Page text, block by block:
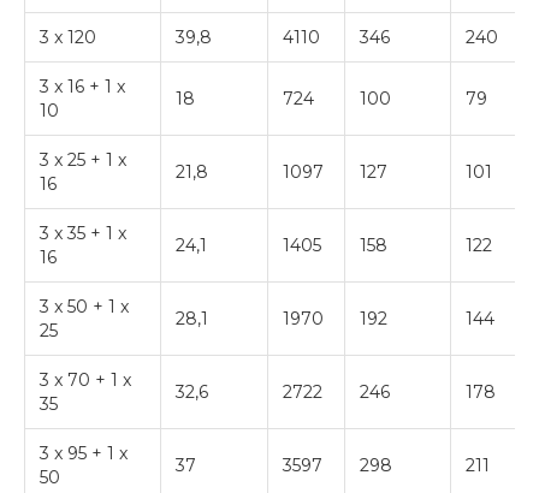
3 x 120 39,8 4110 346 240
3 x 16 + 1 x
10
18 724 100 79
3 x 25 + 1 x
16
21,8 1097 127 101
3 x 35 + 1 x
16
24,1 1405 158 122
3 x 50 + 1 x
25
28,1 1970 192 144
3 x 70 + 1 x
35
32,6 2722 246 178
3 x 95 + 1 x
50
37 3597 298 211